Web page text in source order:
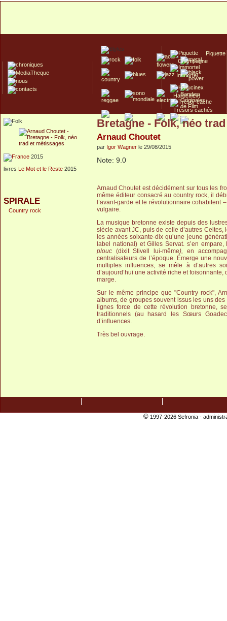
Piquette
Champagne
Immortel
Hallucinex!
Trésors cachés
Culte/Collector
2015
livres Le Mot et le Reste 2015
SPIRALE
Country rock
Bretagne - Folk, néo
Arnaud Choutet
par Igor Wagner le 29/08/2015
Note: 9.0
Arnaud Choutet est décidément sur tous les
même éditeur consacré au country rock, il
l’avant-garde et le révolutionnaire
vulgaire.
La musique bretonne existe depuis des
siècle avant JC, puis de celle d’autres
les années soixante-dix qu’une jeune
label national) et Gilles Servat. s’en
plouc (dixit Stivell lui-même), en
centralisateurs de l’époque. Émerge une
multiples influences, se mêle à d’autres
d’aujourd’hui une activité riche et
marge.
Sur le même principe que "Country rock",
albums, de groupes souvent issus les uns
lignes force de cette révolution bretonne,
traditionnels (au hasard les Sœurs
d’influences.
Très bel ouvrage.
©1997-2026 Sefronia -